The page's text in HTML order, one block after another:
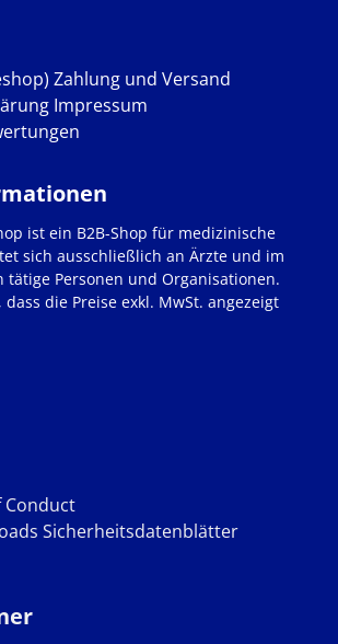
Zahlung und Versand
Impressum
Conduct
Sicherheitsdatenblätter
ist ein B2B-Shop für medizinische
sich ausschließlich an Ärzte und im
tätige Personen und Organisationen.
die Preise exkl. MwSt. angezeigt